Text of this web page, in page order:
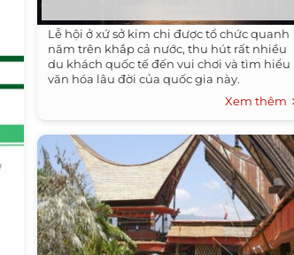
Lễ hội ở xứ sở kim chi được tổ chức quanh
năm trên khắp cả nước, thu hút rất nhiều
du khách quốc tế đến vui chơi và tìm hiểu
văn hóa lâu đời của quốc gia này.
Xem thêm